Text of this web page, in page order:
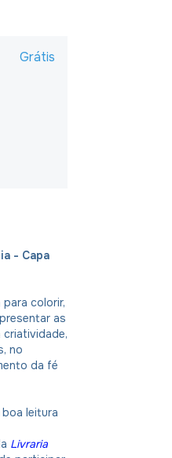
Grátis
- Capa
colorir,
as
criatividade,
no
da fé
leitura
Livraria